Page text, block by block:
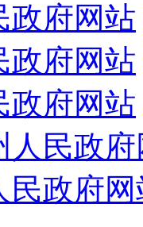
政府网站
政府网站
政府网站
人民政
民政府网